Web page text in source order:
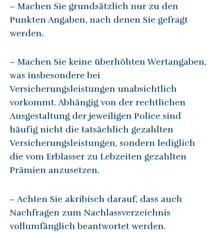
– Machen Sie grundsätzlich nur zu den
Punkten Angaben, nach denen Sie gefragt
werden.
– Machen Sie keine überhöhten Wertangaben,
was insbesondere bei
Versicherungsleistungen unabsichtlich
vorkommt. Abhängig von der rechtlichen
Ausgestaltung der jeweiligen Police sind
häufig nicht die tatsächlich gezahlten
Versicherungsleistungen, sondern lediglich
die vom Erblasser zu Lebzeiten gezahlten
Prämien anzusetzen.
– Achten Sie akribisch darauf, dass auch
Nachfragen zum Nachlassverzeichnis
vollumfänglich beantwortet werden.